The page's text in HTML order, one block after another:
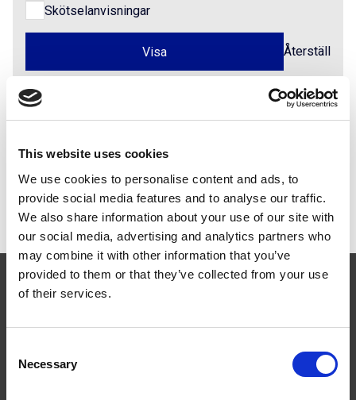
This website uses cookies
We use cookies to personalise content and ads, to
provide social media features and to analyse our traffic.
We also share information about your use of our site with
our social media, advertising and analytics partners who
may combine it with other information that you’ve
provided to them or that they’ve collected from your use
of their services.
Selection
Necessary
Skötselanvisningar
Återställ
PDF Monteringsanvisningar
MA1603 Skyddskorg med breddare
Följ oss